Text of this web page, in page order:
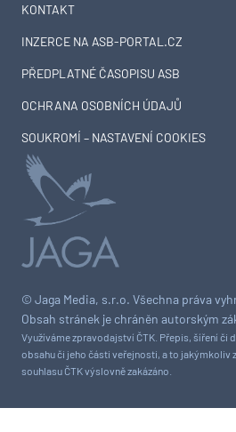
© Jaga Media, s.r.o. Všechna práva
Obsah stránek je chráněn autorským
Využíváme zpravodajství ČTK. Přepis, šíření či
obsahu či jeho části veřejnosti, a to jakýmkoliv
souhlasu ČTK výslovně zakázáno.
KONTAKT
INZERCE NA ASB-PORTAL.CZ
PŘEDPLATNÉ ČASOPISU ASB
OCHRANA OSOBNÍCH ÚDAJŮ
SOUKROMÍ – NASTAVENÍ COOKIES